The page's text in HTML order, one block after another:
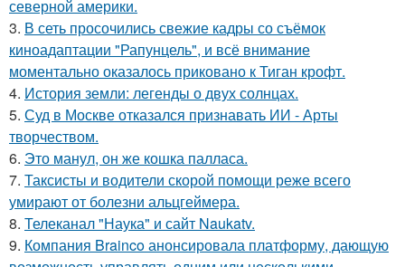
северной америки.
3. В сеть просочились свежие кадры со съёмок
киноадаптации "Рапунцель", и всё внимание
моментально оказалось приковано к Тиган крофт.
4. История земли: легенды о двух солнцах.
5. Суд в Москве отказался признавать ИИ - Арты
творчеством.
6. Это манул, он же кошка палласа.
7. Таксисты и водители скорой помощи реже всего
умирают от болезни альцгеймера.
8. Телеканал "Наука" и сайт Naukatv.
9. Компания Brainco анонсировала платформу, дающую